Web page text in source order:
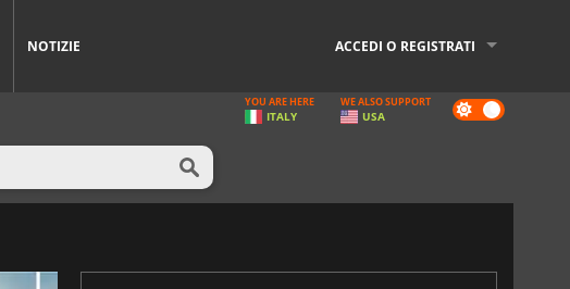
NOTIZIE ACCEDI O REGISTRATI
Dark
mode
YOU ARE HERE
ITALY
WE ALSO SUPPORT
USA